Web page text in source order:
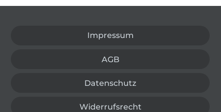
Impressum
AGB
Datenschutz
Widerrufsrecht